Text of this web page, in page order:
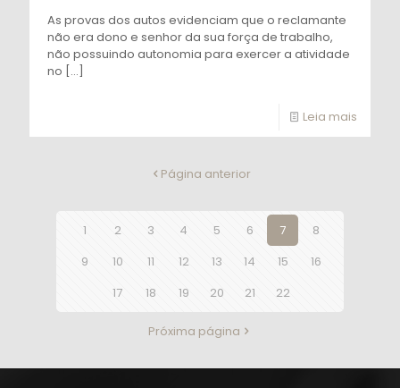
As provas dos autos evidenciam que o reclamante
não era dono e senhor da sua força de trabalho,
não possuindo autonomia para exercer a atividade
no […]
Leia mais
Página anterior
1 2 3 4 5 6 7
8
9
10 11 12 13 14 15
16
17
18 19 20 21 22
Próxima página